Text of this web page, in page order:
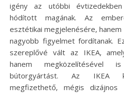
igény az utóbbi
hódított magának. Az
esztétikai megjelenésére, hanem
nagyobb figyelmet fordítanak.
szereplővé vált az IKEA,
hanem megközelítésével
bútorgyártást. Az IKEA
megfizethető, mégis